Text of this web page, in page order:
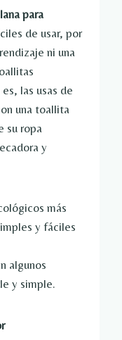
para
de usar, por
ni una
las usas de
una toallita
su ropa
y
más
y fáciles
algunos
y simple.